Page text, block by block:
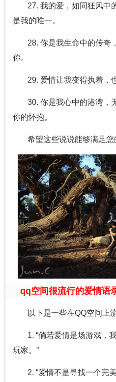
27. 我的爱，如同狂风中
是我的唯一。
28. 你是我生命中的传奇
你。
29. 爱情让我变得执着，
30. 你是我心中的港湾，
你的怀抱。
希望这些说说能够满足您
qq空间很流行的爱情语
以下是一些在QQ空间上
1. “倘若爱情是场游戏，
玩家。”
2. “爱情不是寻找一个完